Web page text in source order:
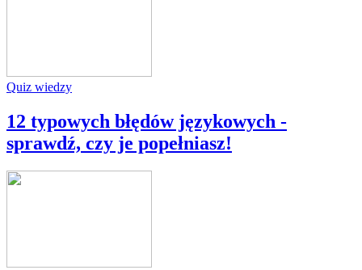
Quiz wiedzy
12 typowych błędów językowych -
sprawdź, czy je popełniasz!